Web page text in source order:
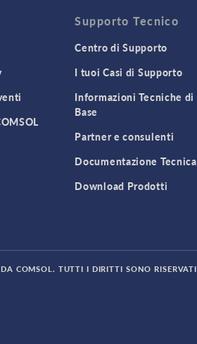
Supporto Tecnico
Centro di Supporto
I tuoi Casi di Supporto
Informazioni Tecniche di
Base
Partner e consulenti
Documentazione Tecnica
Download Prodotti
COMSOL. TUTTI I DIRITTI SONO RISERVATI